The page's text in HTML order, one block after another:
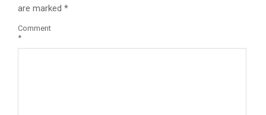
are marked *
Comment
*